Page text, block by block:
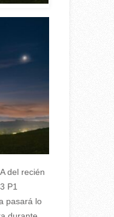
del recién
P1
pasará lo